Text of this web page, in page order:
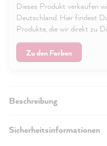
Dieses Produkt verkaufen
Deutschland. Hier findest
Produkte, die wir direkt zu
Zu den Farben
Beschreibung
Sicherheitsinformationen